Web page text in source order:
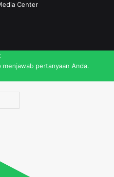
Center
menjawab pertanyaan Anda.